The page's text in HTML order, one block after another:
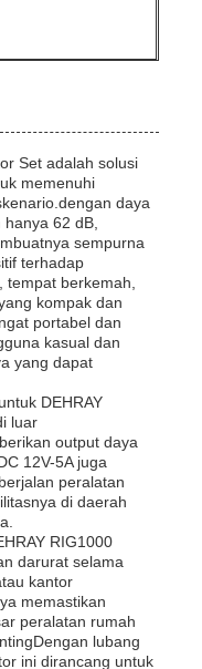
Set adalah solusi
memenuhi
daya
62 dB,
sempurna
terhadap
berkemah,
kompak dan
portabel dan
kasual dan
yang dapat
DEHRAY
luar
output daya
12V-5A juga
peralatan
di daerah
RIG1000
darurat selama
kantor
memastikan
peralatan rumah
lubang
ini dirancang untuk